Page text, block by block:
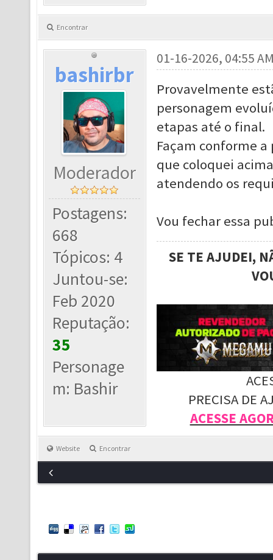
Encontrar
bashirbr
Moderador
Postagens:
668
Tópicos: 4
Juntou-se:
Feb 2020
Reputação:
35
Personage
m: Bashir
01-16-2026, 04:55
Provavelmente
personagem
etapas até o final.
Façam conforme
que coloquei
atendendo os
Vou fechar essa
SE TE AJUDEI,
PRECISA DE
ACESSE
Website Encontrar